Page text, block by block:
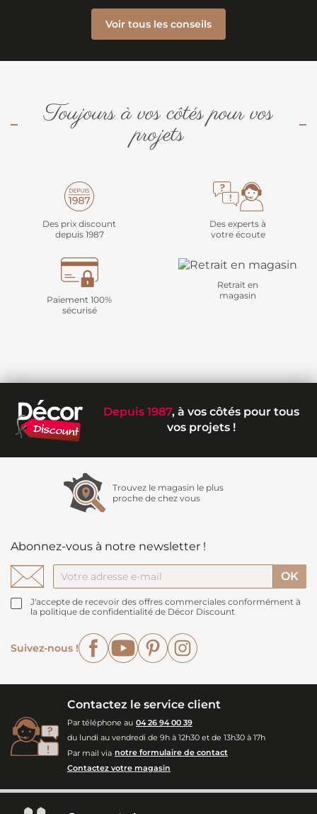
Voir tous les conseils
Toujours à vos côtés pour vos
projets
Des prix discount
depuis 1987
Des experts à
votre écoute
Paiement 100%
sécurisé
Retrait en
magasin
Depuis 1987, à vos côtés pour tous
vos projets !
Trouvez le magasin le plus
proche de chez vous
Abonnez-vous à notre newsletter !
J'accepte de recevoir des offres commerciales conformément à
la politique de confidentialité de Décor Discount
Suivez-nous !
FacebookYouTubePinterest
Contactez le service client
Par téléphone au 04 26 94 00 39
du lundi au vendredi de 9h à 12h30 et de 13h30 à 17h
Par mail via notre formulaire de contact
Contactez votre magasin